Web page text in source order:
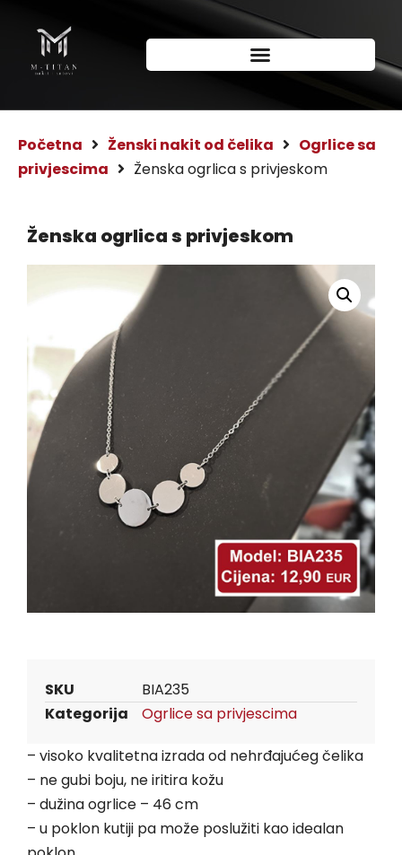
Početna Ženski nakit od čelika
Ogrlice sa
privjescima
Ženska ogrlica s privjeskom
Ženska ogrlica s privjeskom
SKU BIA235
Kategorija Ogrlice sa privjescima
– visoko kvalitetna izrada od nehrđajućeg čelika
– ne gubi boju, ne iritira kožu
– dužina ogrlice – 46 cm
– u poklon kutiji pa može poslužiti kao idealan